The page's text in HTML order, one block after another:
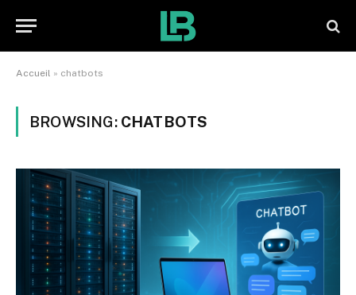
Accueil » chatbots
BROWSING: CHATBOTS